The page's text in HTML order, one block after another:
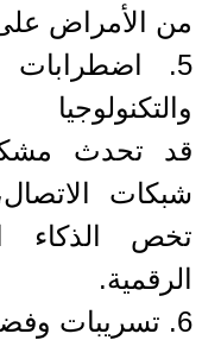
من الأمراض
5.
والتكنولوجيا
قد تحدث
شبكات
تخص الذكاء
الرقمية.
6. تسريبات وفضائح اقتصادية كبرى